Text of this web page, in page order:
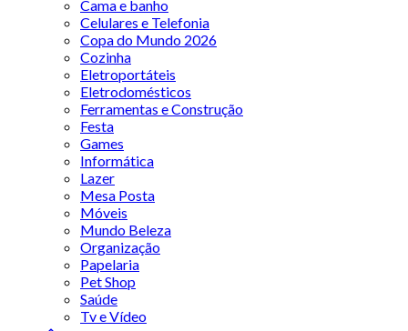
Cama e banho
Celulares e Telefonia
Copa do Mundo 2026
Cozinha
Eletroportáteis
Eletrodomésticos
Ferramentas e Construção
Festa
Games
Informática
Lazer
Mesa Posta
Móveis
Mundo Beleza
Organização
Papelaria
Pet Shop
Saúde
Tv e Vídeo